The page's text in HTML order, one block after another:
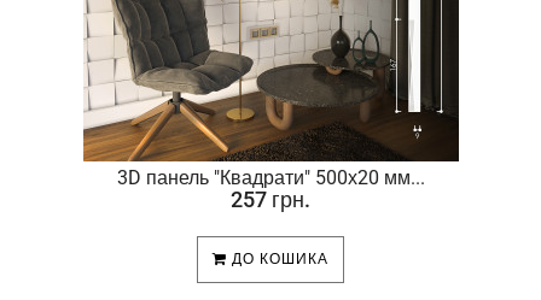
3D панель "Квадрати" 500х20 мм...
257 грн.
ДО КОШИКА